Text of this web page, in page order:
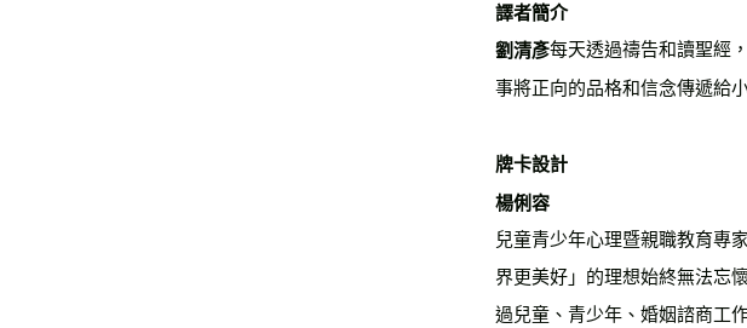
譯者簡介
劉清彥每天透過禱告和讀聖經
事將正向的品格和信念傳遞給
牌卡設計
楊俐容
兒童青少年心理暨親職教育專
界更美好」的理想始終無法忘
過兒童、青少年、婚姻諮商工